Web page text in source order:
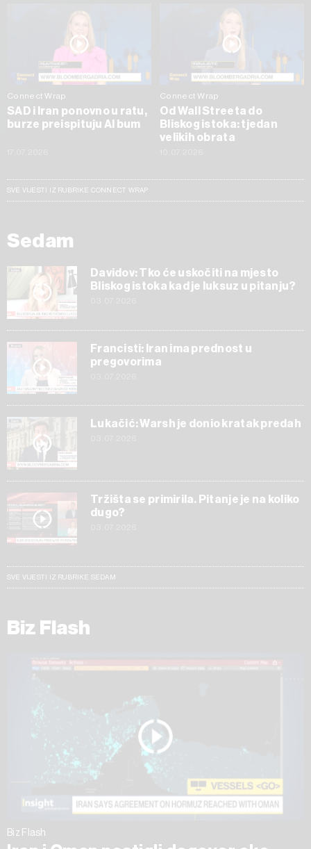
Connect Wrap
SAD i Iran ponovno u ratu,
burze preispituju AI bum
Connect Wrap
Od Wall Streeta do
Bliskog istoka: tjedan
velikih obrata
SVE VIJESTI IZ RUBRIKE CONNECT WRAP
Sedam
Davidov: Tko će uskočiti na mjesto
Bliskog istoka kad je luksuz u pitanju?
Francisti: Iran ima prednost u
pregovorima
Lukačić: Warsh je donio kratak predah
Tržišta se primirila. Pitanje je na koliko
dugo?
SVE VIJESTI IZ RUBRIKE SEDAM
Biz Flash
Biz Flash